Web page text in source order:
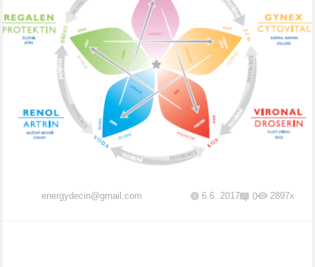
energydecin@gmail.com 6.6. 2017 0 2897x